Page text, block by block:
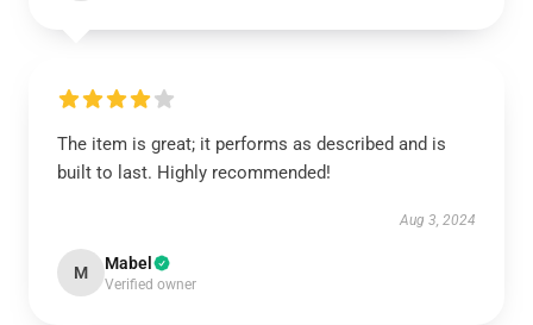
The item is great; it performs as described and is
built to last. Highly recommended!
Aug 3, 2024
M Mabel
Verified owner